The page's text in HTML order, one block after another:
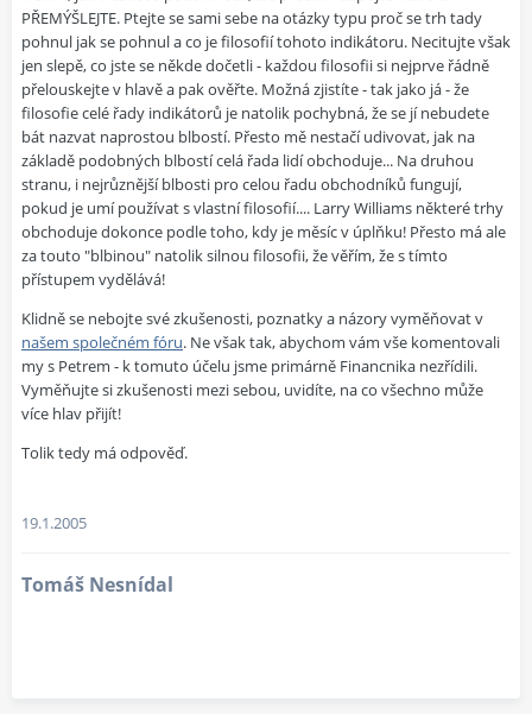
PŘEMÝŠLEJTE. Ptejte se sami sebe na otázky typu proč se trh tady
pohnul jak se pohnul a co je filosofií tohoto indikátoru. Necitujte však
jen slepě, co jste se někde dočetli - každou filosofii si nejprve řádně
přelouskejte v hlavě a pak ověřte. Možná zjistíte - tak jako já - že
filosofie celé řady indikátorů je natolik pochybná, že se jí nebudete
bát nazvat naprostou blbostí. Přesto mě nestačí udivovat, jak na
základě podobných blbostí celá řada lidí obchoduje... Na druhou
stranu, i nejrůznější blbosti pro celou řadu obchodníků fungují,
pokud je umí používat s vlastní filosofií.... Larry Williams některé trhy
obchoduje dokonce podle toho, kdy je měsíc v úplňku! Přesto má ale
za touto "blbinou" natolik silnou filosofii, že věřím, že s tímto
přístupem vydělává!
Klidně se nebojte své zkušenosti, poznatky a názory vyměňovat v
našem společném fóru. Ne však tak, abychom vám vše komentovali
my s Petrem - k tomuto účelu jsme primárně Financnika nezřídili.
Vyměňujte si zkušenosti mezi sebou, uvidíte, na co všechno může
více hlav přijít!
Tolik tedy má odpověď.
19.1.2005
Tomáš Nesnídal